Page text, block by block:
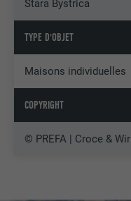
Stara Bystrica
TYPE D'OBJET
Maisons individuelles
COPYRIGHT
© PREFA | Croce & Wir